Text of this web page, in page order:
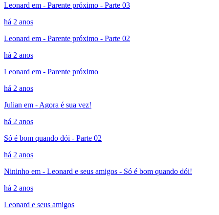
Leonard em - Parente próximo - Parte 03
há 2 anos
Leonard em - Parente próximo - Parte 02
há 2 anos
Leonard em - Parente próximo
há 2 anos
Julian em - Agora é sua vez!
há 2 anos
Só é bom quando dói - Parte 02
há 2 anos
Nininho em - Leonard e seus amigos - Só é bom quando dói!
há 2 anos
Leonard e seus amigos